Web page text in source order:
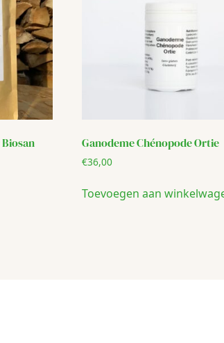
Ganodeme Chénopode Ortie
€36,00
Toevoegen aan